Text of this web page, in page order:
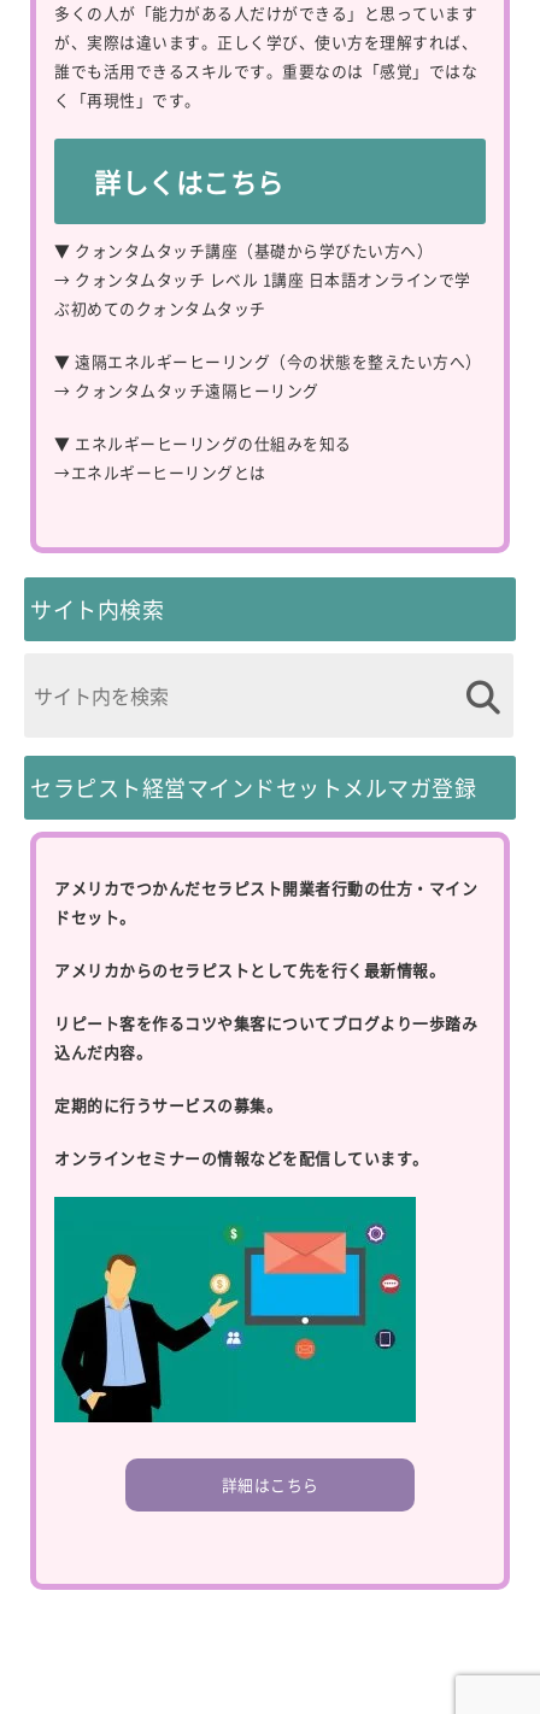
多くの人が「能力がある人だけができる」と思っています
が、実際は違います。正しく学び、使い方を理解すれば、
誰でも活用できるスキルです。重要なのは「感覚」ではな
く「再現性」です。
詳しくはこちら
▼ クォンタムタッチ講座（基礎から学びたい方へ）
→ クォンタムタッチ レベル 1講座 日本語オンラインで学
ぶ初めてのクォンタムタッチ
▼ 遠隔エネルギーヒーリング（今の状態を整えたい方へ）
→ クォンタムタッチ遠隔ヒーリング
▼ エネルギーヒーリングの仕組みを知る
→エネルギーヒーリングとは
サイト内検索
セラピスト経営マインドセットメルマガ登録
アメリカでつかんだセラピスト開業者行動の仕方・マイン
ドセット。
アメリカからのセラピストとして先を行く最新情報。
リピート客を作るコツや集客についてブログより一歩踏み
込んだ内容。
定期的に行うサービスの募集。
オンラインセミナーの情報などを配信しています。
詳細はこちら